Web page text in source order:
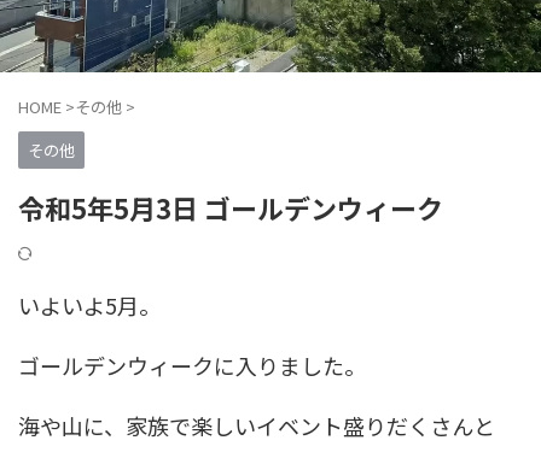
HOME >その他 >
その他
令和5年5月3日 ゴールデンウィーク
いよいよ5月。
ゴールデンウィークに入りました。
海や山に、家族で楽しいイベント盛りだくさんと